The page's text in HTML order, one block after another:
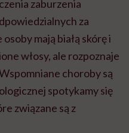
zaburzenia
za
mają białą skórę i
włosy, ale rozpoznaje
choroby są
spotykamy się
związane są z